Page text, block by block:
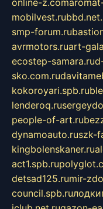
online-z.com
mobilvest.ru
smp-forum.ru
avrmotors.ruart-
ecostep-samara.ru
sko.com.ru
kokoroyari.spb.ru
lenderoq.ru
people-of-art.ru
dynamoauto.ruszk-
kingbolenskaner.ru
act1.spb.ru
detsad125.rumir-
council.spb.ru